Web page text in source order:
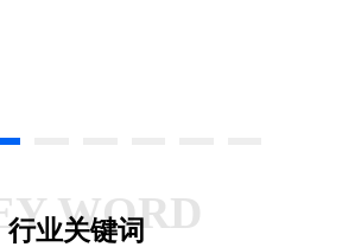
WORD
行业关键词